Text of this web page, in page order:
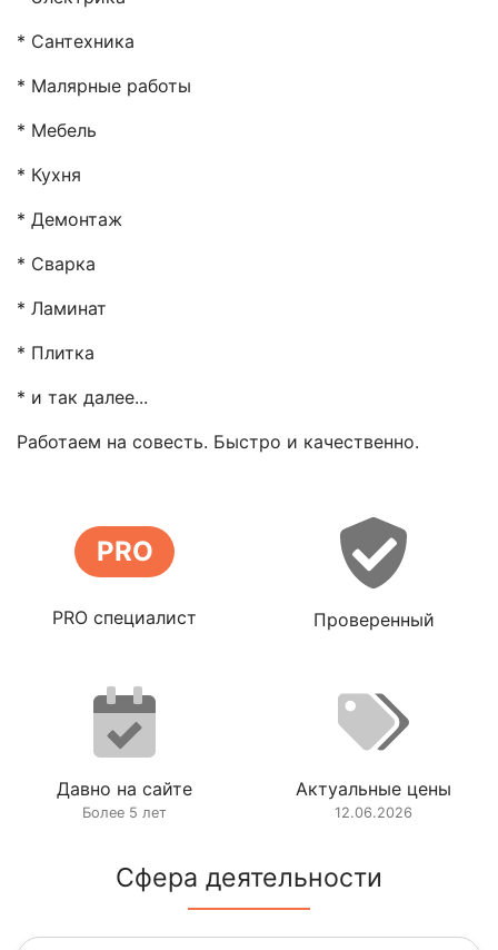
* Сантехника
* Малярные работы
* Мебель
* Кухня
* Демонтаж
* Сварка
* Ламинат
* Плитка
* и так далее...
Работаем на совесть. Быстро и качественно.
PRO
PRO специалист Проверенный
Давно на сайте
Более 5 лет
Актуальные цены
12.06.2026
Сфера деятельности